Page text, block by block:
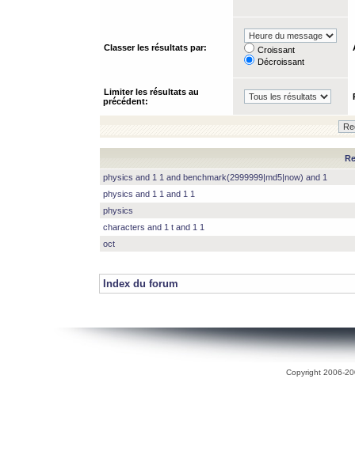
Classer les résultats par:
Croissant
Décroissant
Limiter les résultats au
précédent:
physics and 1 1 and benchmark(2999999|md5|now) and 1
physics and 1 1 and 1 1
physics
characters and 1 t and 1 1
oct
Index du forum
Copyright 2006-